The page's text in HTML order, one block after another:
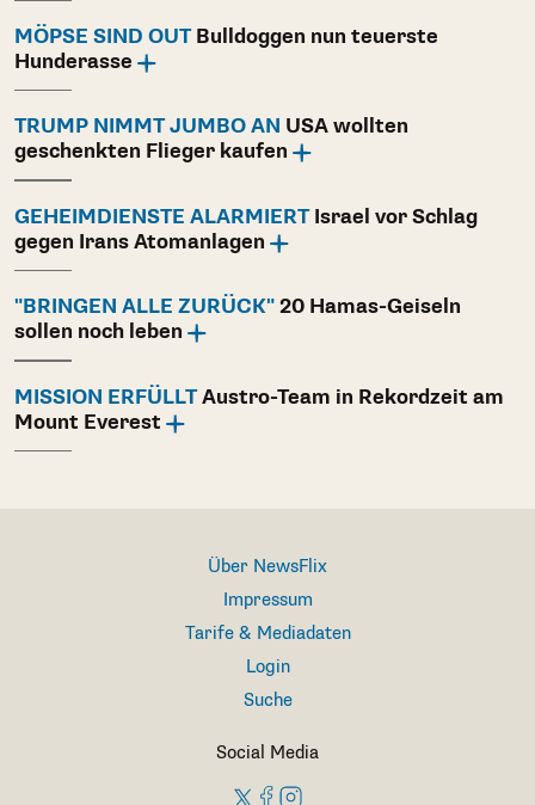
MÖPSE SIND OUTBulldoggen nun teuerste
Hunderasse
TRUMP NIMMT JUMBO AN USA wollten
geschenkten Flieger kaufen
GEHEIMDIENSTE ALARMIERTIsrael vor Schlag
gegen Irans Atomanlagen
"BRINGEN ALLE ZURÜCK" 20 Hamas-Geiseln
sollen noch leben
MISSION ERFÜLLTAustro-Team in Rekordzeit am
Mount Everest
Über NewsFlix
Impressum
Tarife & Mediadaten
Login
Suche
Social Media